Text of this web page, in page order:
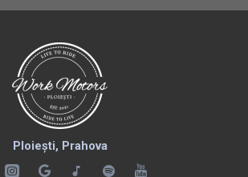
Ploiești, Prahova